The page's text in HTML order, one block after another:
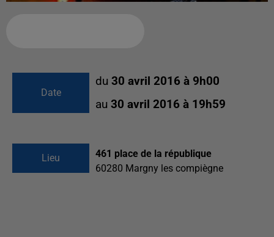
Date
du 30 avril 2016 à 9h00
au 30 avril 2016 à 19h59
Lieu
461 place de la république
60280 Margny les compiègne